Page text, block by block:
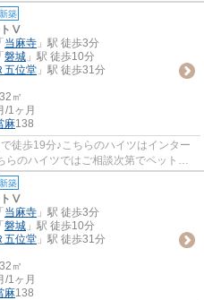
アイリス...
新築
トⅤ
「 当麻寺 」駅 徒歩3分
「 磐城 」駅 徒歩10分
五位堂 」駅 徒歩31分
㎡
/1ヶ月
麻138
徒歩19分♪こちらのハイツはインター
らのハイツではご相談次第でペットを
南大阪線当...
新築
トⅤ
「 当麻寺 」駅 徒歩3分
「 磐城 」駅 徒歩10分
五位堂 」駅 徒歩31分
㎡
/1ヶ月
麻138